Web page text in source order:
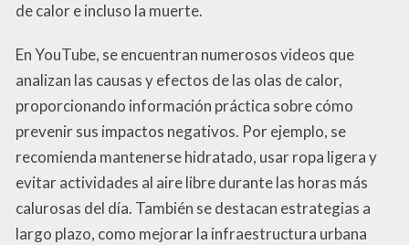
de calor e incluso la muerte.
En YouTube, se encuentran numerosos videos que
analizan las causas y efectos de las olas de calor,
proporcionando información práctica sobre cómo
prevenir sus impactos negativos. Por ejemplo, se
recomienda mantenerse hidratado, usar ropa ligera y
evitar actividades al aire libre durante las horas más
calurosas del día. También se destacan estrategias a
largo plazo, como mejorar la infraestructura urbana